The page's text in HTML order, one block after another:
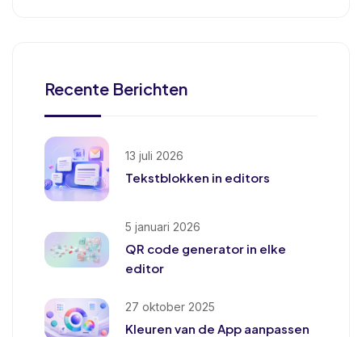
Recente Berichten
13 juli 2026
Tekstblokken in editors
5 januari 2026
QR code generator in elke
editor
27 oktober 2025
Kleuren van de App aanpassen